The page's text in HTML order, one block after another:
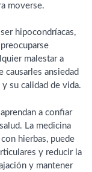
moverse.
hipocondríacas,
malestar a
causarles ansiedad
su calidad de vida.
a confiar
La medicina
hierbas, puede
y reducir la
y mantener